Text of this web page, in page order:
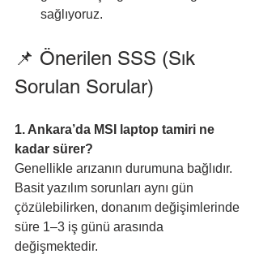
sağlıyoruz.
📌 Önerilen SSS (Sık
Sorulan Sorular)
1. Ankara’da MSI laptop tamiri ne
kadar sürer?
Genellikle arızanın durumuna bağlıdır.
Basit yazılım sorunları aynı gün
çözülebilirken, donanım değişimlerinde
süre 1–3 iş günü arasında
değişmektedir.